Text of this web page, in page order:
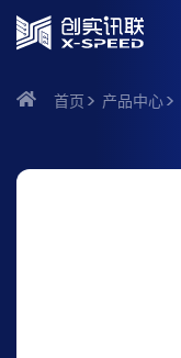
首页 产品中心